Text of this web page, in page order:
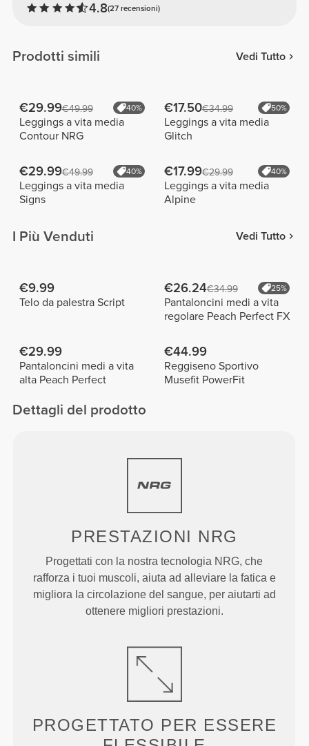
4.8(27 recensioni)
Prodotti simili Vedi Tutto
€29.99€49.99 40%
Leggings a vita media
Contour NRG
€17.50€34.99 50%
Leggings a vita media
Glitch
€29.99€49.99 40%
Leggings a vita media
Signs
€17.99€29.99 40%
Leggings a vita media
Alpine
I Più Venduti Vedi Tutto
€9.99
Telo da palestra Script
€26.24€34.99 25%
Pantaloncini medi a vita
regolare Peach Perfect FX
€29.99
Pantaloncini medi a vita
alta Peach Perfect
€44.99
Reggiseno Sportivo
Musefit PowerFit
Dettagli del prodotto
PRESTAZIONI NRG
Progettati con la nostra tecnologia NRG, che
rafforza i tuoi muscoli, aiuta ad alleviare la fatica e
migliora la circolazione del sangue, per aiutarti ad
ottenere migliori prestazioni.
PROGETTATO PER ESSERE